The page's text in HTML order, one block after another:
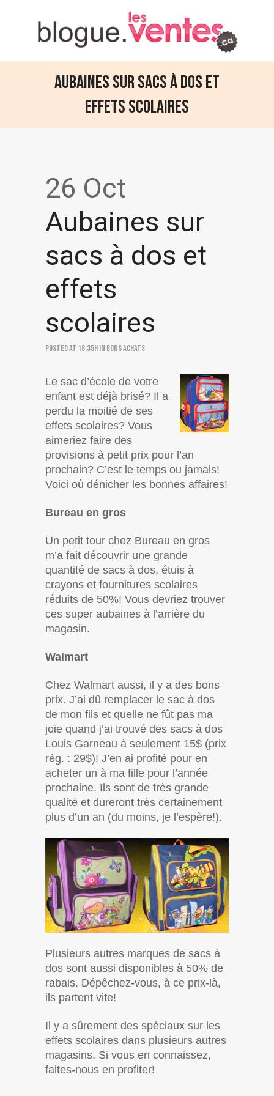
Aubaines sur sacs à dos et
effets scolaires
26 Oct
Aubaines sur
sacs à dos et
effets
scolaires
Posted at 18:35hin Bons achats
Le sac d’école de votre
enfant est déjà brisé? Il a
perdu la moitié de ses
effets scolaires? Vous
aimeriez faire des
provisions à petit prix pour l’an
prochain? C’est le temps ou jamais!
Voici où dénicher les bonnes affaires!
Bureau en gros
Un petit tour chez Bureau en gros
m’a fait découvrir une grande
quantité de sacs à dos, étuis à
crayons et fournitures scolaires
réduits de 50%! Vous devriez trouver
ces super aubaines à l’arrière du
magasin.
Walmart
Chez Walmart aussi, il y a des bons
prix. J’ai dû remplacer le sac à dos
de mon fils et quelle ne fût pas ma
joie quand j’ai trouvé des sacs à dos
Louis Garneau à seulement 15$ (prix
rég. : 29$)! J’en ai profité pour en
acheter un à ma fille pour l’année
prochaine. Ils sont de très grande
qualité et dureront très certainement
plus d’un an (du moins, je l’espère!).
Plusieurs autres marques de sacs à
dos sont aussi disponibles à 50% de
rabais. Dépêchez-vous, à ce prix-là,
ils partent vite!
Il y a sûrement des spéciaux sur les
effets scolaires dans plusieurs autres
magasins. Si vous en connaissez,
faites-nous en profiter!